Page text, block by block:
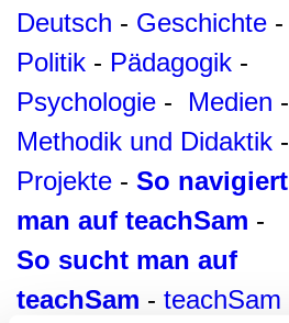
Deutsch - Geschichte -
Politik - Pädagogik -
Psychologie - Medien -
Methodik und Didaktik -
Projekte - So navigiert
man auf teachSam -
So sucht man auf
teachSam - teachSam